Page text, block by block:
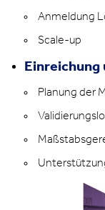
Anmeldung
Scale-up
Einreichung
Planung der